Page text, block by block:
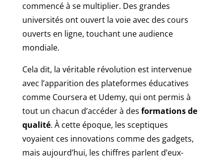
commencé à se multiplier. Des grandes
universités ont ouvert la voie avec des cours
ouverts en ligne, touchant une audience
mondiale.
Cela dit, la véritable révolution est intervenue
avec l’apparition des plateformes éducatives
comme Coursera et Udemy, qui ont permis à
tout un chacun d’accéder à des formations de
qualité. À cette époque, les sceptiques
voyaient ces innovations comme des gadgets,
mais aujourd’hui, les chiffres parlent d’eux-